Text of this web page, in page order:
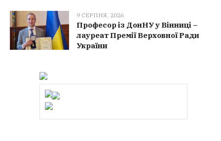
9 СЕРПНЯ, 2026
Професор із ДонНУ у Вінниці –
лауреат Премії Верховної Ради
України